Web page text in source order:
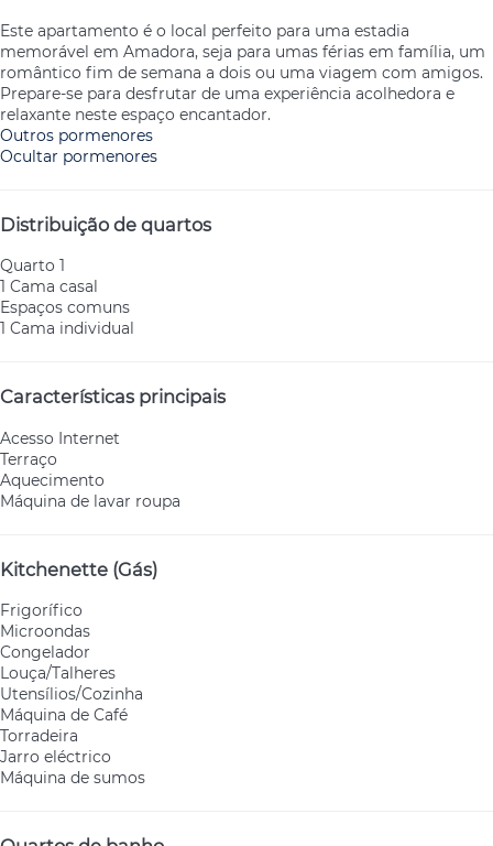
Este apartamento é o local perfeito para uma estadia
memorável em Amadora, seja para umas férias em família, um
romântico fim de semana a dois ou uma viagem com amigos.
Prepare-se para desfrutar de uma experiência acolhedora e
relaxante neste espaço encantador.
Outros pormenores
Ocultar pormenores
Distribuição de quartos
Quarto 1
1 Cama casal
Espaços comuns
1 Cama individual
Características principais
Acesso Internet
Terraço
Aquecimento
Máquina de lavar roupa
Kitchenette (Gás)
Frigorífico
Microondas
Congelador
Louça/Talheres
Utensílios/Cozinha
Máquina de Café
Torradeira
Jarro eléctrico
Máquina de sumos